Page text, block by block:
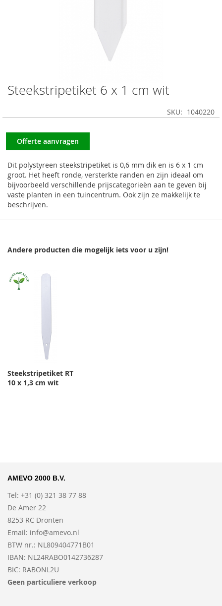
Ga
naar
begin
afbeeldingen-
Steekstripetiket 6 x 1 cm wit
SKU 1040220
Offerte aanvragen
Dit polystyreen steekstripetiket is 0,6 mm dik en is 6 x 1 cm
groot. Het heeft ronde, versterkte randen en zijn ideaal om
bijvoorbeeld verschillende prijscategorieën aan te geven bij
vaste planten in een tuincentrum. Ook zijn ze makkelijk te
beschrijven.
Andere producten die mogelijk iets voor u zijn!
Steekstripetiket RT
10 x 1,3 cm wit
AMEVO 2000 B.V.
Tel: +31 (0) 321 38 77 88
De Amer 22
8253 RC Dronten
Email: info@amevo.nl
BTW nr.: NL809404771B01
IBAN: NL24RABO0142736287
BIC: RABONL2U
Geen particuliere verkoop